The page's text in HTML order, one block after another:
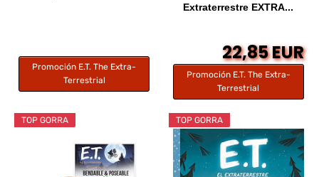
Promoción E.T. The Extra-
Terrestrial
Extraterrestre EXTRA...
22,85 EUR
Promoción E.T. The Extra-
Terrestrial
TOP GORRA TOP GORRA